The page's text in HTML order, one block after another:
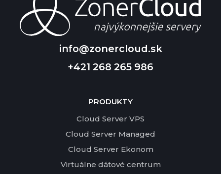
info@zonercloud.sk
+421 268 265 986
PRODUKTY
Cloud Server VPS
Cloud Server Managed
Cloud Server Ekonom
Virtuálne dátové centrum